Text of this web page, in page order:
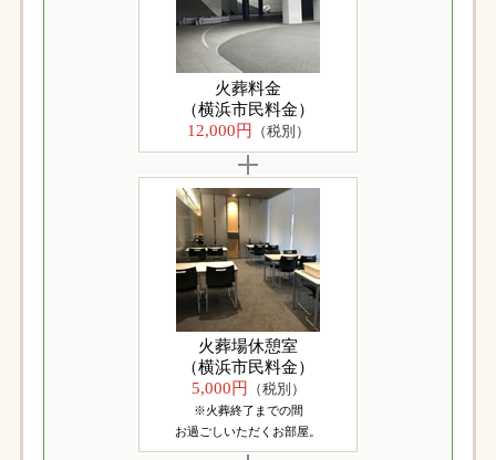
火葬料金
（横浜市民料金）
12,000円 （税別）
火葬場休憩室
（横浜市民料金）
5,000円 （税別）
※火葬終了までの間
お過ごしいただくお部屋。